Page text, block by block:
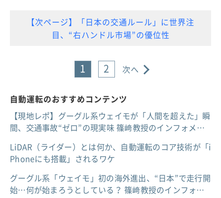
【次ページ】「日本の交通ルール」に世界注
目、“右ハンドル市場”の優位性
1 2 次へ
自動運転のおすすめコンテンツ
【現地レポ】グーグル系ウェイモが「人間を超えた」瞬
間、交通事故“ゼロ”の現実味 篠﨑教授のインフォメ…
LiDAR（ライダー）とは何か、自動運転のコア技術が「i
Phoneにも搭載」されるワケ
グーグル系「ウェイモ」初の海外進出、“日本”で走行開
始…何が始まろうとしている？ 篠﨑教授のインフォ…